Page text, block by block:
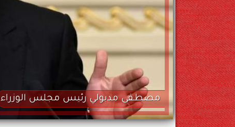
مصطفى مدبولي رئيس مجلس الوزراء